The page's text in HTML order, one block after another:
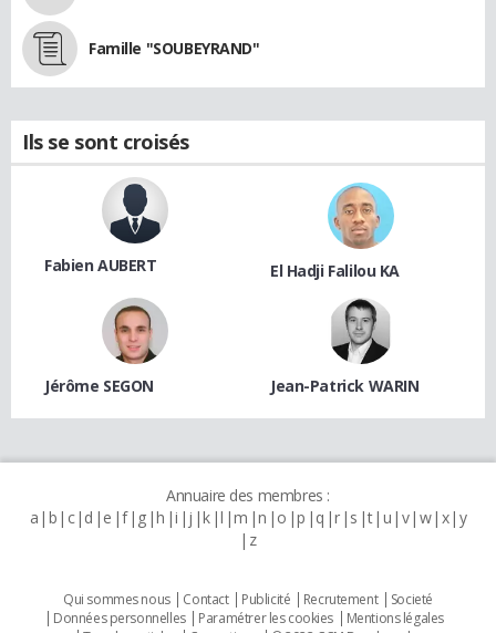
Famille "SOUBEYRAND"
Ils se sont croisés
Fabien AUBERT El Hadji Falilou KA
Jérôme SEGON Jean-Patrick WARIN
Annuaire des membres :
a b c d e f g h i j k l m n o p q r s t u v w x y
z
Qui sommes nous Contact Publicité Recrutement
Societé
Données personnelles
Paramétrer les cookies
Mentions légales